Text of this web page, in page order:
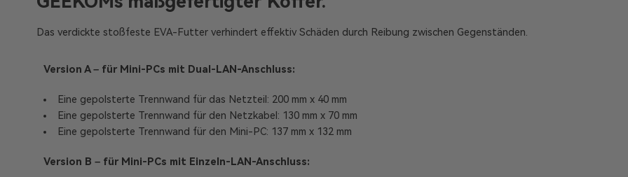
Das verdickte stoßfeste EVA-Futter verhindert effektiv Schäden durch Reibung zwischen Gegenständen.
Version A – für Mini-PCs mit Dual-LAN-Anschluss:
Eine gepolsterte Trennwand für das Netzteil: 200 mm x 40 mm
Eine gepolsterte Trennwand für den Netzkabel: 130 mm x 70 mm
Eine gepolsterte Trennwand für den Mini-PC: 137 mm x 132 mm
Version B – für Mini-PCs mit Einzeln-LAN-Anschluss: